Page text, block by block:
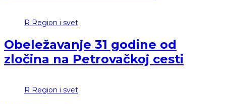
R Region i svet
Obeležavanje 31 godine od
zločina na Petrovačkoj cesti
R Region i svet